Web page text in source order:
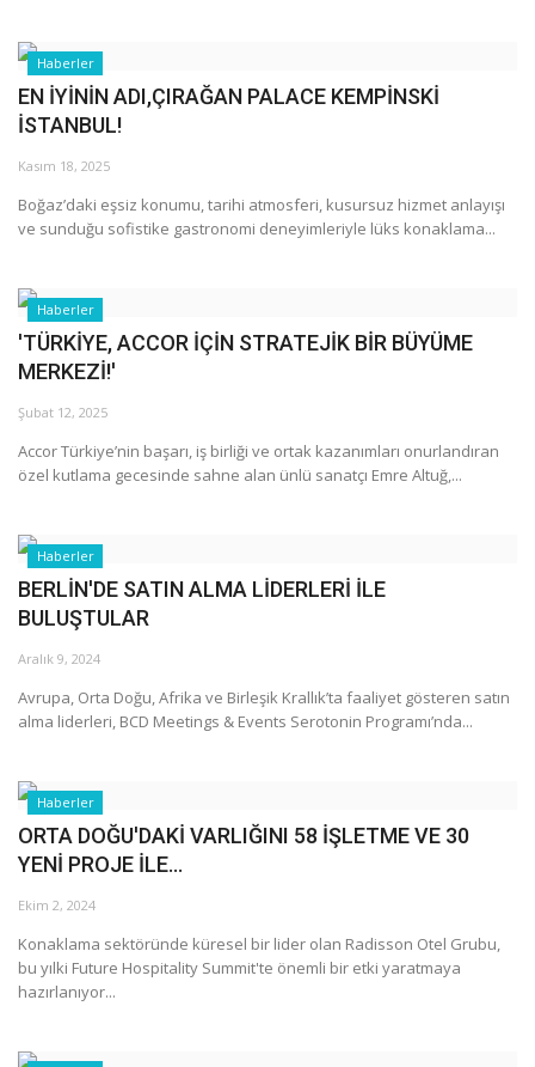
Haberler
EN İYİNİN ADI,ÇIRAĞAN PALACE KEMPİNSKİ
İSTANBUL!
Kasım 18, 2025
Boğaz’daki eşsiz konumu, tarihi atmosferi, kusursuz hizmet anlayışı
ve sunduğu sofistike gastronomi deneyimleriyle lüks konaklama...
Haberler
'TÜRKİYE, ACCOR İÇİN STRATEJİK BİR BÜYÜME
MERKEZİ!'
Şubat 12, 2025
Accor Türkiye’nin başarı, iş birliği ve ortak kazanımları onurlandıran
özel kutlama gecesinde sahne alan ünlü sanatçı Emre Altuğ,...
Haberler
BERLİN'DE SATIN ALMA LİDERLERİ İLE
BULUŞTULAR
Aralık 9, 2024
Avrupa, Orta Doğu, Afrika ve Birleşik Krallık’ta faaliyet gösteren satın
alma liderleri, BCD Meetings & Events Serotonin Programı’nda...
Haberler
ORTA DOĞU'DAKİ VARLIĞINI 58 İŞLETME VE 30
YENİ PROJE İLE...
Ekim 2, 2024
Konaklama sektöründe küresel bir lider olan Radisson Otel Grubu,
bu yılki Future Hospitality Summit'te önemli bir etki yaratmaya
hazırlanıyor...